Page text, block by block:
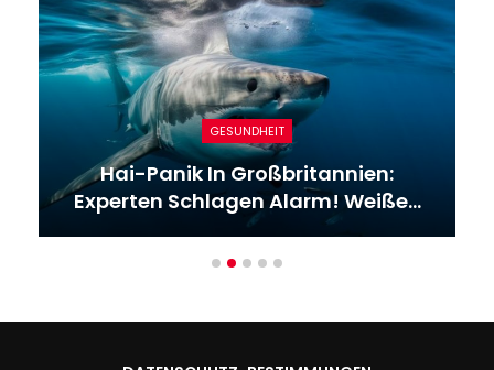
GESUNDHEIT
Hai-Panik In Großbritannien:
Experten Schlagen Alarm! Weiße…